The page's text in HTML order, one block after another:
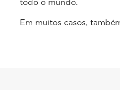
todo o mundo.
Em muitos casos,